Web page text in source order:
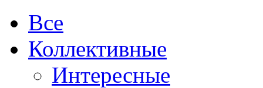
Все
Коллективные
Интересные